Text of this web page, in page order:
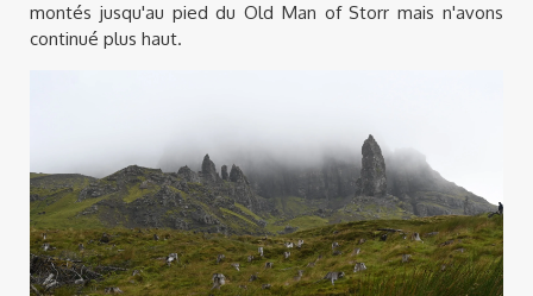
montés jusqu'au pied du Old Man of Storr mais n'avons
continué plus haut.